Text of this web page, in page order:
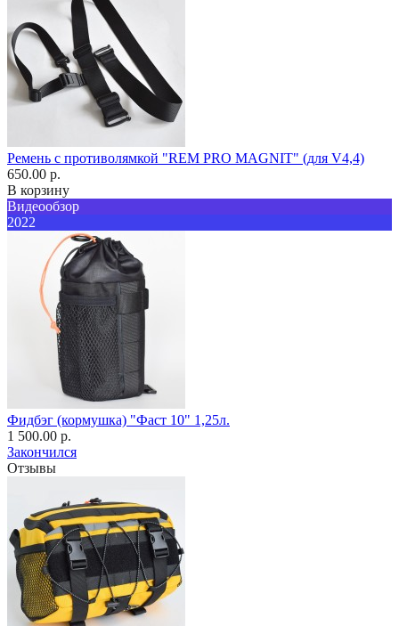
Ремень с противолямкой "REM PRO MAGNIT" (для V4,4)
650.00 р.
В корзину
Видеообзор
2022
Фидбэг (кормушка) "Фаст 10" 1,25л.
1 500.00 р.
Закончился
Отзывы